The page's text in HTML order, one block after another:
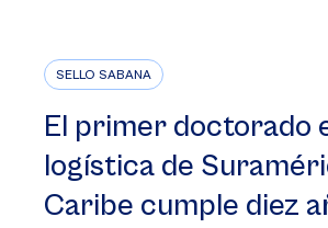
SELLO SABANA
El primer doctorado
logística de
Caribe cumple diez